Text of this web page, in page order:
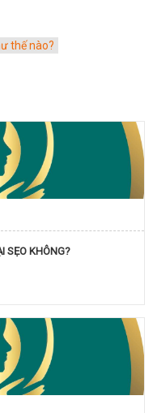
thế nào?
SẸO KHÔNG?